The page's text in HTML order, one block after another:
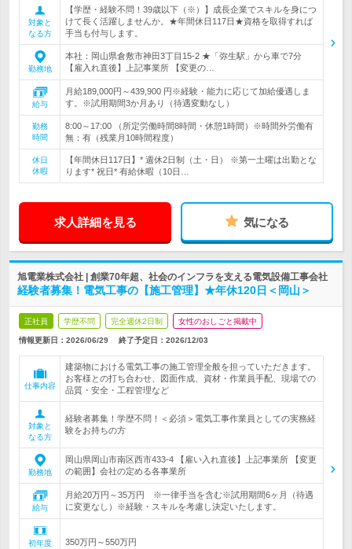
対象と
なる方
【学歴・経験不問！39歳以下（※）】成長企業でスキルを身につ
けて長く活躍しませんか。★年間休日117日★資格を取得すれば
手当も付与します。
勤務地
本社：岡山県倉敷市神田3丁目15-2 ★「弥生駅」から車で7分
【雇入れ直後】上記事業所 【変更の…
給与
月給189,000円～439,900 円※経験・能力に応じて加給優遇しま
す。※試用期間3か月あり（待遇変動なし）
勤務
時間
8:00～17:00 （所定労働時間8時間・休憩1時間）※時間外労働有
無：有（残業月10時間程度）
休日
休暇
【年間休日117日】* 週休2日制（土・日） ※第一土曜は出勤とな
ります* 祝日* 有給休暇（10日…
求人詳細を見る 気になる
旭電業株式会社 | 創業70年超、社会のインフラを支える電気設備工事会社
経験者募集！電気工事の【施工管理】★年休120日＜岡山＞
正社員 学歴不問 完全週休2日制 女性のおしごと掲載中
情報更新日：2026/06/29 終了予定日： 2026/12/03
仕事内容
建築物における電気工事の施工管理全般を担っていただきます。
お客様との打ち合わせ、図面作成、資材・作業員手配、現場での
品質・安全・工程管理など
対象と
なる方
経験者募集！学歴不問！＜必須＞電気工事作業員としての実務経
験をお持ちの方
勤務地
岡山県岡山市南区西市433-4 【雇い入れ直後】上記事業所 【変更
の範囲】会社の定める各事業所
給与
月給20万円～35万円 ※一律手当を含む※試用期間6ヶ月（待遇
に変更なし）※経験・スキルを考慮し決定いたします。
初年度
350万円～550万円